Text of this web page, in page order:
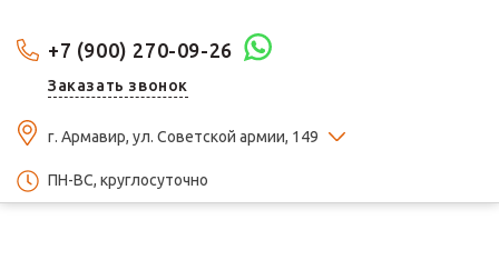
+7 (900) 270-09-26
Заказать звонок
г. Армавир, ул. Советской армии, 149
ПН-ВС, круглосуточно